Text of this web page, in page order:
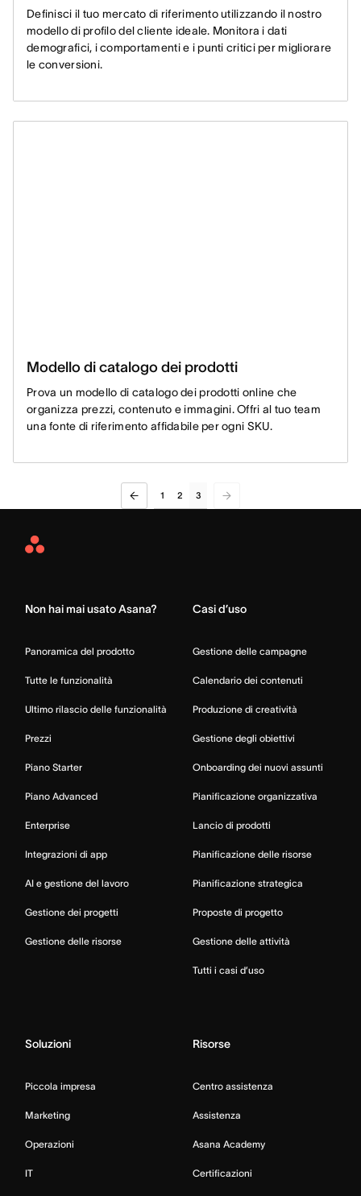
Definisci il tuo mercato di riferimento utilizzando il nostro
modello di profilo del cliente ideale. Monitora i dati
demografici, i comportamenti e i punti critici per migliorare
le conversioni.
Modello di catalogo dei prodotti
Prova un modello di catalogo dei prodotti online che
organizza prezzi, contenuto e immagini. Offri al tuo team
una fonte di riferimento affidabile per ogni SKU.
1 2 3
Asana
Non hai mai usato Asana?
Panoramica del prodotto
Tutte le funzionalità
Ultimo rilascio delle funzionalità
Prezzi
Piano Starter
Piano Advanced
Enterprise
Integrazioni di app
AI e gestione del lavoro
Gestione dei progetti
Gestione delle risorse
Casi d’uso
Gestione delle campagne
Calendario dei contenuti
Produzione di creatività
Gestione degli obiettivi
Onboarding dei nuovi assunti
Pianificazione organizzativa
Lancio di prodotti
Pianificazione delle risorse
Pianificazione strategica
Proposte di progetto
Gestione delle attività
Tutti i casi d’uso
Soluzioni
Piccola impresa
Marketing
Operazioni
IT
Risorse
Centro assistenza
Assistenza
Asana Academy
Certificazioni